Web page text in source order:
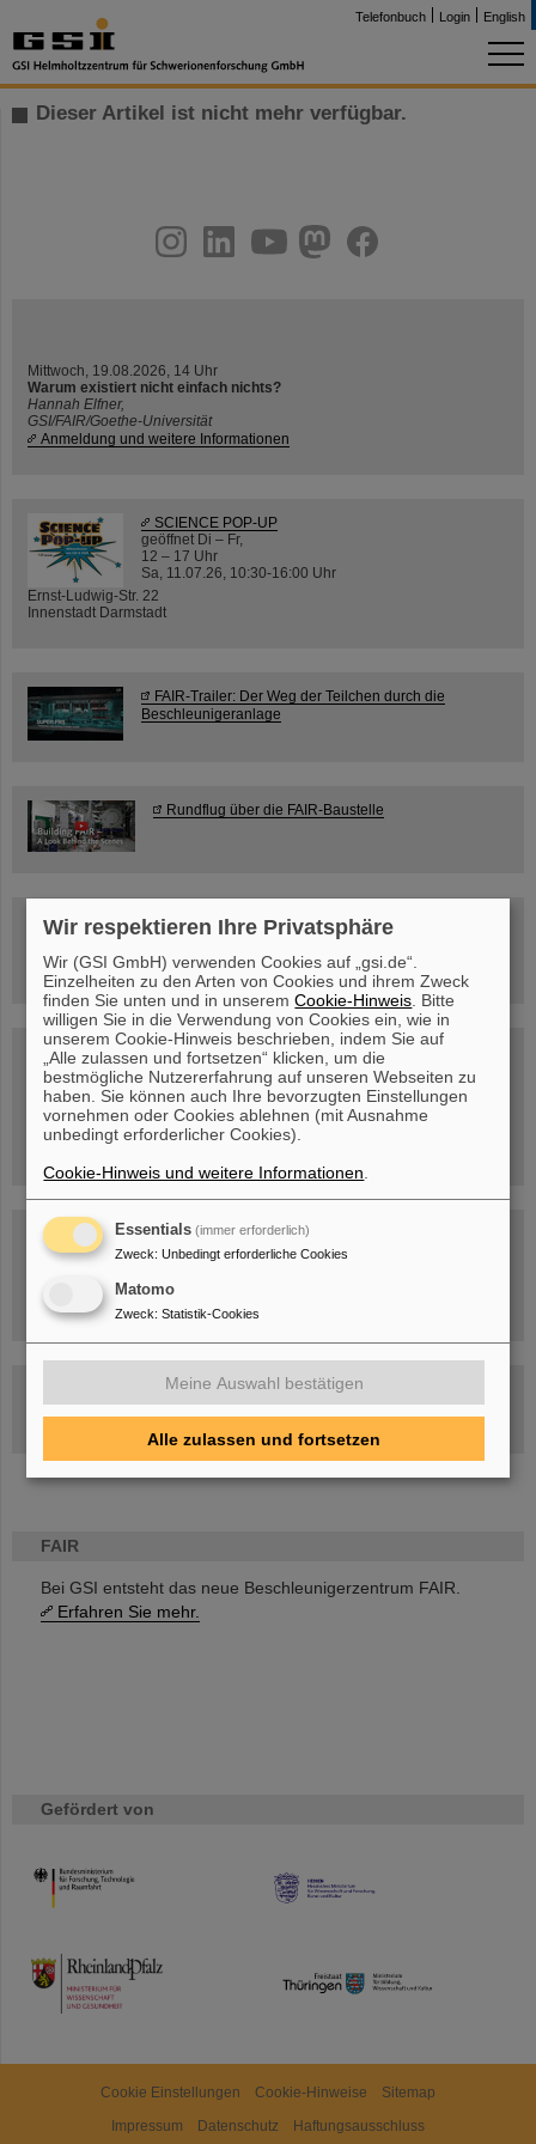
Telefonbuch Login English
FAIR
Bei GSI entsteht das neue Beschleunigerzentrum FAIR.
Erfahren Sie mehr.
Gefördert von
HMWK
TMWWDG
Dieser Artikel ist nicht mehr verfügbar.
youtube
helmholtz.social
facebook
Mittwoch, 19.08.2026, 14 Uhr
Warum existiert nicht einfach nichts?
Hannah Elfner,
GSI/FAIR/Goethe-Universität
Anmeldung und weitere Informationen
SCIENCE POP-UP
geöffnet Di – Fr,
12 – 17 Uhr
Sa, 11.07.26, 10:30-16:00 Uhr
Ernst-Ludwig-Str. 22
Innenstadt Darmstadt
FAIR-Trailer: Der Weg der Teilchen durch die
Beschleunigeranlage
Rundflug über die FAIR-Baustelle
Besichtigung von GSI/FAIR –
jetzt Termin buchen!
Blog Beam On
Menschen...hinter GSI und FAIR.
Umgang mit den Auswirkungen des Kriegs in der Ukraine
GSI-FAIR Kolloquium
Aktuelle Termine
Cookie Einstellungen Cookie-Hinweise
Sitemap
Impressum
Datenschutz Haftungsausschluss
Wir respektieren Ihre Privatsphäre
Wir (GSI GmbH) verwenden Cookies auf „gsi.de“.
Einzelheiten zu den Arten von Cookies und ihrem Zweck
finden Sie unten und in unseremCookie-Hinweis . Bitte
willigen Sie in die Verwendung von Cookies ein, wie in
unserem Cookie-Hinweis beschrieben, indem Sie auf
„Alle zulassen und fortsetzen“ klicken, um die
bestmögliche Nutzererfahrung auf unseren Webseiten zu
haben. Sie können auch Ihre bevorzugten Einstellungen
vornehmen oder Cookies ablehnen (mit Ausnahme
unbedingt erforderlicher Cookies).
Cookie-Hinweis und weitere Informationen
Essentials (immer erforderlich)
Zweck: Unbedingt erforderliche Cookies
Matomo
Zweck: Statistik-Cookies
Meine Auswahl bestätigen
Alle zulassen und fortsetzen